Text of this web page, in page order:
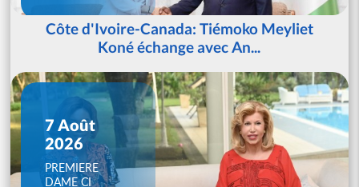
Côte d'Ivoire-Canada: Tiémoko Meyliet
Koné échange avec An...
7 Août
2026
PREMIERE
DAME CI